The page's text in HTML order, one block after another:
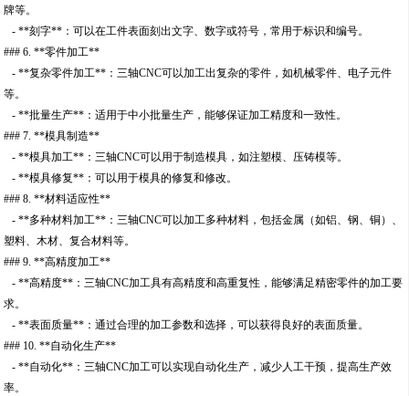
牌等。
- **刻字**：可以在工件表面刻出文字、数字或符号，常用于标识和编号。
### 6. **零件加工**
- **复杂零件加工**：三轴CNC可以加工出复杂的零件，如机械零件、电子元件
等。
- **批量生产**：适用于中小批量生产，能够保证加工精度和一致性。
### 7. **模具制造**
- **模具加工**：三轴CNC可以用于制造模具，如注塑模、压铸模等。
- **模具修复**：可以用于模具的修复和修改。
### 8. **材料适应性**
- **多种材料加工**：三轴CNC可以加工多种材料，包括金属（如铝、钢、铜）、
塑料、木材、复合材料等。
### 9. **高精度加工**
- **高精度**：三轴CNC加工具有高精度和高重复性，能够满足精密零件的加工要
求。
- **表面质量**：通过合理的加工参数和选择，可以获得良好的表面质量。
### 10. **自动化生产**
- **自动化**：三轴CNC加工可以实现自动化生产，减少人工干预，提高生产效
率。